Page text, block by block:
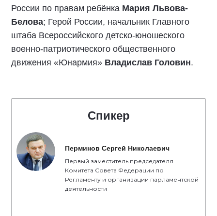
России по правам ребёнка Мария Львова-
Белова; Герой России, начальник Главного
штаба Всероссийского детско-юношеского
военно-патриотического общественного
движения «Юнармия» Владислав Головин.
Спикер
Перминов Сергей Николаевич
Первый заместитель председателя
Комитета Совета Федерации по
Регламенту и организации парламентской
деятельности